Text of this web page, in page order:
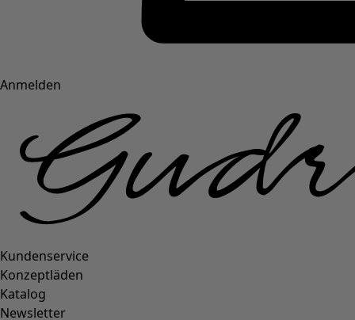
Anmelden
Kundenservice
Konzeptläden
Katalog
Newsletter